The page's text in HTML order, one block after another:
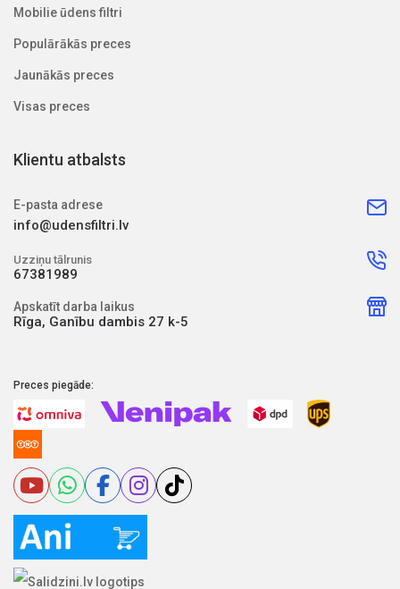
Mobilie ūdens filtri
Populārākās preces
Jaunākās preces
Visas preces
Klientu atbalsts
E-pasta adrese
info@udensfiltri.lv
Uzziņu tālrunis
67381989
Apskatīt darba laikus
Rīga, Ganību dambis 27 k-5
Preces piegāde: